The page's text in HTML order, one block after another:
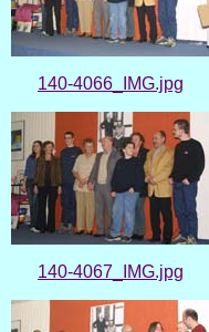
140-4066_IMG.jpg
140-4067_IMG.jpg